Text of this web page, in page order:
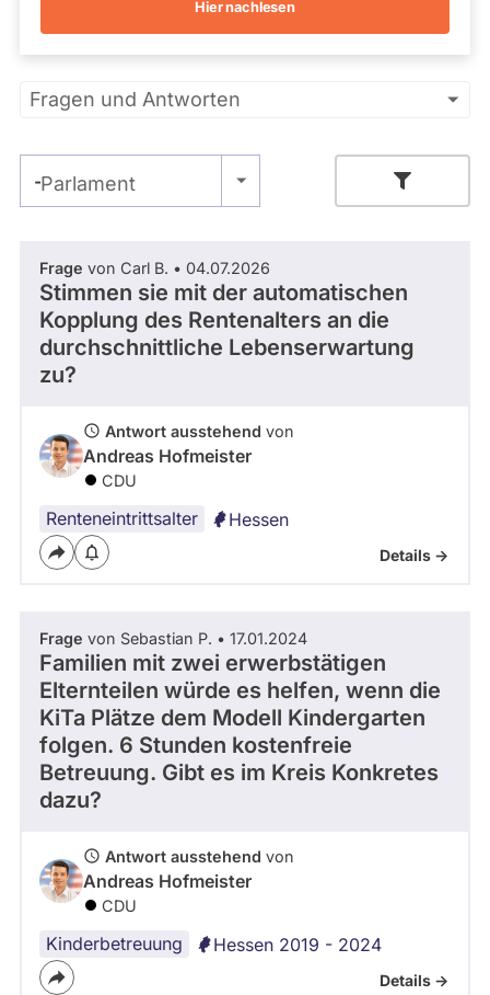
Kandidaturen
und
Mandaten
nicht
berücksichtigt.
Hier nachlesen
Primäre
Fragen und Antworten
Parlament
- Alle -
Thema
- Alle -
Frage von Carl B. • 04.07.2026
Stimmen sie mit der automatischen
Kopplung des Rentenalters an die
durchschnittliche Lebenserwartung
zu?
Antwort ausstehend von
Andreas Hofmeister
CDU
Renteneintrittsalter Hessen
Details ->
Frage von Sebastian P. • 17.01.2024
Familien mit zwei erwerbstätigen
Elternteilen würde es helfen, wenn die
KiTa Plätze dem Modell Kindergarten
folgen. 6 Stunden kostenfreie
Betreuung. Gibt es im Kreis Konkretes
dazu?
Antwort ausstehend von
Andreas Hofmeister
CDU
Kinderbetreuung Hessen 2019 - 2024
Details ->